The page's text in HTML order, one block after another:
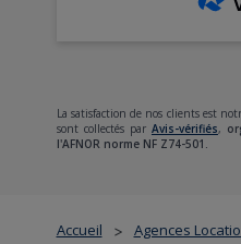
Accueil > Agences
La satisfaction de nos clients est
sont collectés par Avis-vérifiés,
l'AFNOR norme NF Z74-501.